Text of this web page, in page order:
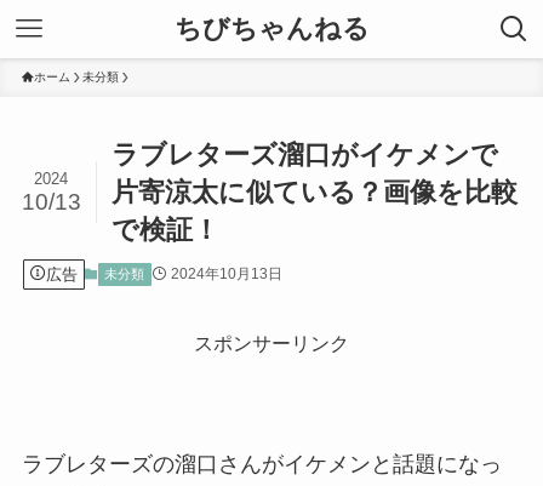
ちびちゃんねる
ホーム 未分類
ラブレターズ溜口がイケメンで
片寄涼太に似ている？画像を比較
で検証！
2024
10/13
広告 未分類 2024年10月13日
スポンサーリンク
ラブレターズの溜口さんがイケメンと話題になっ